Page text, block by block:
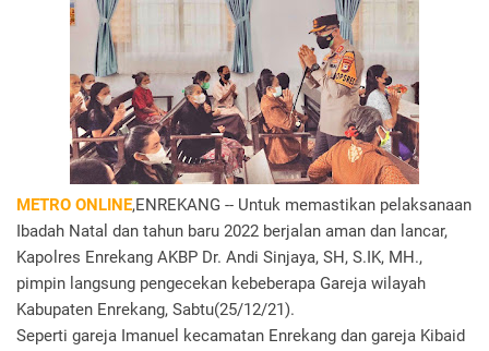
METRO ONLINE,ENREKANG -- Untuk memastikan pelaksanaan
Ibadah Natal dan tahun baru 2022 berjalan aman dan lancar,
Kapolres Enrekang AKBP Dr. Andi Sinjaya, SH, S.IK, MH.,
pimpin langsung pengecekan kebeberapa Gareja wilayah
Kabupaten Enrekang, Sabtu(25/12/21).
Seperti gareja Imanuel kecamatan Enrekang dan gareja Kibaid